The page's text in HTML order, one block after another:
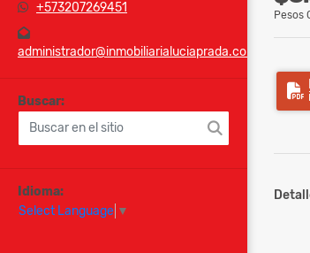
+573207269451
administrador@inmobiliarialuciaprada.com
Buscar:
Idioma:
Select Language ▼
Pesos